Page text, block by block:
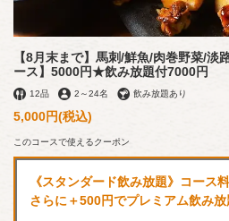
【8月末まで】馬刺/鮮魚/肉巻野菜/淡
ース】5000円★飲み放題付7000円
12品 2 ～24名 飲み放題あり
5,000円(税込)
このコースで使えるクーポン
《スタンダード飲み放題》コース
さらに＋500円でプレミアム飲み放